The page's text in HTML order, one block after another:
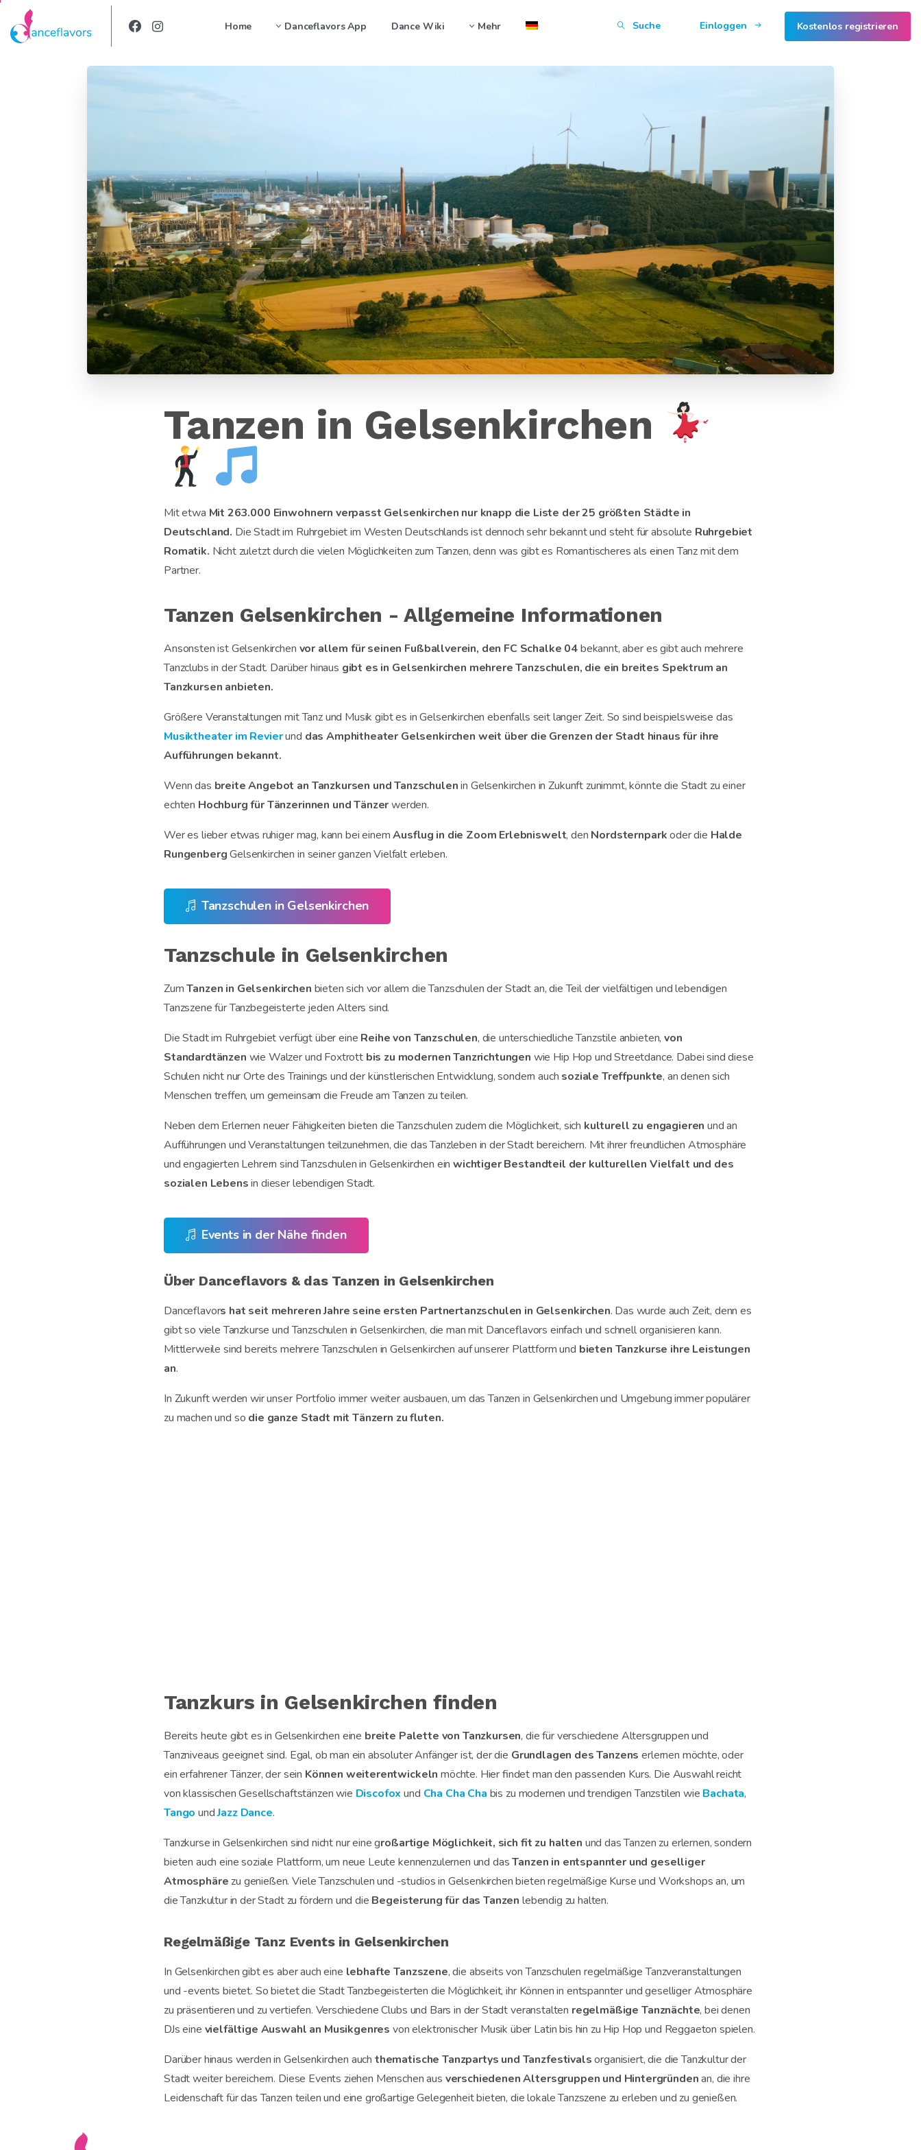
Home Danceflavors App Dance Wiki Mehr Suche Einloggen Kostenlos registrieren
Tanzen in Gelsenkirchen
Mit etwa Mit 263.000 Einwohnern verpasst Gelsenkirchen nur knapp die Liste der 25 größten Städte in
Deutschland. Die Stadt im Ruhrgebiet im Westen Deutschlands ist dennoch sehr bekannt und steht für absolute Ruhrgebiet
Romatik. Nicht zuletzt durch die vielen Möglichkeiten zum Tanzen, denn was gibt es Romantischeres als einen Tanz mit dem
Partner.
Tanzen Gelsenkirchen - Allgemeine Informationen
Ansonsten ist Gelsenkirchen vor allem für seinen Fußballverein, den FC Schalke 04bekannt, aber es gibt auch mehrere
Tanzclubs in der Stadt. Darüber hinaus gibt es in Gelsenkirchen mehrere Tanzschulen, die ein breites Spektrum an
Tanzkursen anbieten.
Größere Veranstaltungen mit Tanz und Musik gibt es in Gelsenkirchen ebenfalls seit langer Zeit. So sind beispielsweise das
Musiktheater im Revierund das Amphitheater Gelsenkirchen weit über die Grenzen der Stadt hinaus für ihre
Aufführungen bekannt.
Wenn das breite Angebot an Tanzkursen und Tanzschulenin Gelsenkirchen in Zukunft zunimmt, könnte die Stadt zu einer
echten Hochburg für Tänzerinnen und Tänzerwerden.
Wer es lieber etwas ruhiger mag, kann bei einemAusflug in die Zoom Erlebniswelt, den Nordsternparkoder die Halde
RungenbergGelsenkirchen in seiner ganzen Vielfalt erleben.
Tanzschulen in Gelsenkirchen
Tanzschule in Gelsenkirchen
ZumTanzen in Gelsenkirchen bieten sich vor allem die Tanzschulen der Stadt an, die Teil der vielfältigen und lebendigen
Tanzszene für Tanzbegeisterte jeden Alters sind.
Die Stadt im Ruhrgebiet verfügt über eine Reihe von Tanzschulen, die unterschiedliche Tanzstile anbieten,von
Standardtänzen wie Walzer und Foxtrott bis zu modernen Tanzrichtungen wie Hip Hop und Streetdance. Dabei sind diese
Schulen nicht nur Orte des Trainings und der künstlerischen Entwicklung, sondern auch soziale Treffpunkte, an denen sich
Menschen treffen, um gemeinsam die Freude am Tanzen zu teilen.
Neben dem Erlernen neuer Fähigkeiten bieten die Tanzschulen zudem die Möglichkeit, sich kulturell zu engagieren und an
Aufführungen und Veranstaltungen teilzunehmen, die das Tanzleben in der Stadt bereichern. Mit ihrer freundlichen Atmosphäre
und engagierten Lehrern sind Tanzschulen in Gelsenkirchen einwichtiger Bestandteil der kulturellen Vielfalt und des
sozialen Lebensin dieser lebendigen Stadt.
Events in der Nähe finden
Über Danceflavors & das Tanzen in Gelsenkirchen
Danceflavors hat seit mehreren Jahre seine ersten Partnertanzschulen in Gelsenkirchen. Das wurde auch Zeit, denn es
gibt so viele Tanzkurse und Tanzschulen in Gelsenkirchen, die man mit Danceflavors einfach und schnell organisieren kann.
Mittlerweile sind bereits mehrere Tanzschulen in Gelsenkirchen auf unserer Plattform und bieten Tanzkurse ihre Leistungen
an.
In Zukunft werden wir unser Portfolio immer weiter ausbauen, um das Tanzen in Gelsenkirchen und Umgebung immer populärer
zu machen und so die ganze Stadt mit Tänzern zu fluten.
Tanzkurs in Gelsenkirchen finden
Bereits heute gibt es in Gelsenkirchen eine breite Palette von Tanzkursen, die für verschiedene Altersgruppen und
Tanzniveaus geeignet sind. Egal, ob man ein absoluter Anfänger ist, der die Grundlagen des Tanzens erlernen möchte, oder
ein erfahrener Tänzer, der sein Können weiterentwickeln möchte. Hier findet man den passenden Kurs. Die Auswahl reicht
von klassischen Gesellschaftstänzen wie Discofox und Cha Cha Cha bis zu modernen und trendigen Tanzstilen wie Bachata,
Tango undJazz Dance.
Tanzkurse in Gelsenkirchen sind nicht nur eine großartige Möglichkeit, sich fit zu halten und das Tanzen zu erlernen, sondern
bieten auch eine soziale Plattform, um neue Leute kennenzulernen und dasTanzen in entspannter und geselliger
Atmosphäre zu genießen. Viele Tanzschulen und -studios in Gelsenkirchen bieten regelmäßige Kurse und Workshops an, um
die Tanzkultur in der Stadt zu fördern und die Begeisterung für das Tanzen lebendig zu halten.
Regelmäßige Tanz Events in Gelsenkirchen
In Gelsenkirchen gibt es aber auch eine lebhafte Tanzszene, die abseits von Tanzschulen regelmäßige Tanzveranstaltungen
und -events bietet. So bietet die Stadt Tanzbegeisterten die Möglichkeit, ihr Können in entspannter und geselliger Atmosphäre
zu präsentieren und zu vertiefen. Verschiedene Clubs und Bars in der Stadt veranstalten regelmäßige Tanznächte, bei denen
DJs eine vielfältige Auswahl an Musikgenres von elektronischer Musik über Latin bis hin zu Hip Hop und Reggaeton spielen.
Darüber hinaus werden in Gelsenkirchen auch thematische Tanzpartys und Tanzfestivalsorganisiert, die die Tanzkultur der
Stadt weiter bereichern. Diese Events ziehen Menschen aus verschiedenen Altersgruppen und Hintergründenan, die ihre
Leidenschaft für das Tanzen teilen und eine großartige Gelegenheit bieten, die lokale Tanzszene zu erleben und zu genießen.